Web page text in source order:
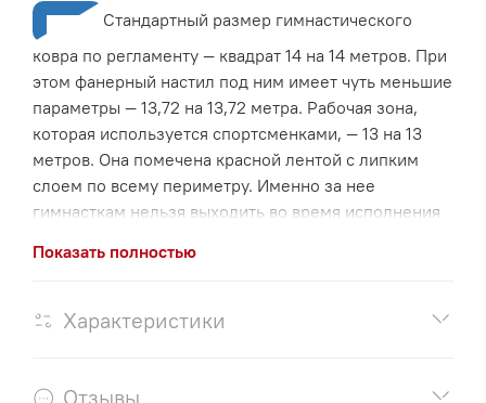
долгий срок службы даже при интенсивной
эксплуатации.
Индивидуальные размеры-Мы можем изготовить
ковер под любые размеры вашего зала, обеспечивая
идеальную подгонку и использование пространства.
ПРЕДЛАГАЕМ ШИРОКИЙ АССОРТИМЕНТ
ДРУГОГО ОБОРУДОВАНИЯ ДЛЯ СПОРТИВНОЙ И
Стандартный размер гимнастического
ковра по регламенту — квадрат 14 на 14 метров. При
этом фанерный настил под ним имеет чуть меньшие
параметры — 13,72 на 13,72 метра. Рабочая зона,
которая используется спортсменками, — 13 на 13
метров. Она помечена красной лентой с липким
слоем по всему периметру. Именно за нее
гимнасткам нельзя выходить во время исполнения
отдельно) ПОД ВОРСОМ и л
Показать полностью
Характеристики
Отзывы